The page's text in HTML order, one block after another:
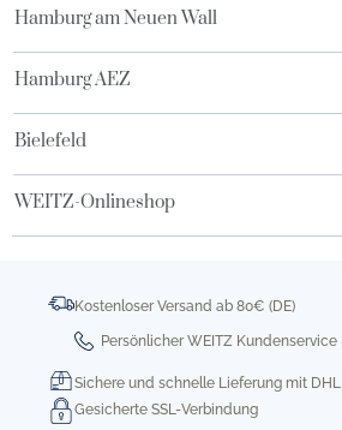
Hamburg am Neuen Wall
Hamburg AEZ
Bielefeld
WEITZ-Onlineshop
Kostenloser Versand ab 80€ (DE)
Persönlicher WEITZ Kundenservice
Sichere und schnelle Lieferung mit DHL
Gesicherte SSL-Verbindung